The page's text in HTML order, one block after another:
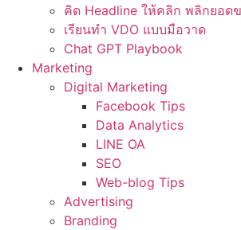
คิด Headline ให้คลิก พลิกยอด
เรียนทำ VDO แบบมือวาด
Chat GPT Playbook
Marketing
Digital Marketing
Facebook Tips
Data Analytics
LINE OA
SEO
Web-blog Tips
Advertising
Branding